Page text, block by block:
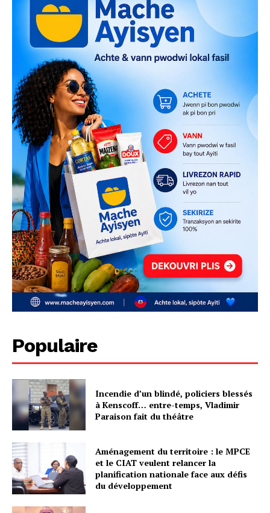
Populaire
Incendie d’un blindé, policiers blessés
à Kenscoff… entre-temps, Vladimir
Paraison fait du théâtre
Aménagement du territoire : le MPCE
et le CIAT veulent relancer la
planification nationale face aux défis
du développement